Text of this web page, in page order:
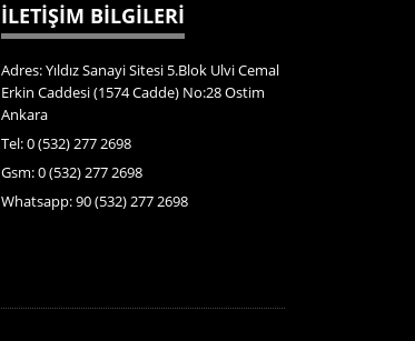
İLETİŞİM BİLGİLERİ
Adres: Yıldız Sanayi Sitesi 5.Blok Ulvi Cemal
Erkin Caddesi (1574 Cadde) No:28 Ostim
Ankara
Tel: 0 (532) 277 2698
Gsm: 0 (532) 277 2698
Whatsapp: 90 (532) 277 2698